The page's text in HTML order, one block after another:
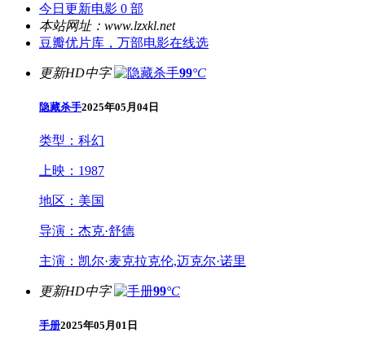
今日更新电影 0 部
本站网址：www.lzxkl.net
豆瓣优片库，万部电影在线选
更新HD中字 99°C
隐藏杀手2025年05月04日
类型： 科幻
上映： 1987
地区： 美国
导演： 杰克·舒德
主演： 凯尔·麦克拉克伦,迈克尔·诺里
更新HD中字 99°C
手册2025年05月01日